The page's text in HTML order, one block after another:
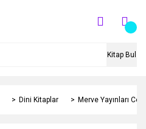
Kitap Bul
Dini Kitaplar Merve Yayınları